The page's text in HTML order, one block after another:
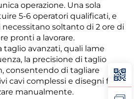
operazione. Una sola
5-6 operatori qualificati, e
soltanto di 2 ore di
pronti a lavorare.
taglio avanzati, quali lame
la precisione di taglio
consentendo di tagliare
cavi complessi e disegni fini
manualmente.